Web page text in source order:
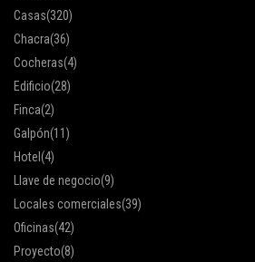
Casas(320)
Chacra(36)
Cocheras(4)
Edificio(28)
Finca(2)
Galpón(11)
Hotel (4)
Llave de negocio(9)
Locales comerciales(39)
Oficinas(42)
Proyecto(8)